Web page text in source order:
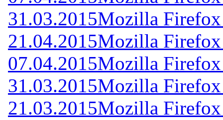
31.03.2015Mozilla
21.04.2015Mozilla
07.04.2015Mozilla
31.03.2015Mozilla
21.03.2015Mozilla